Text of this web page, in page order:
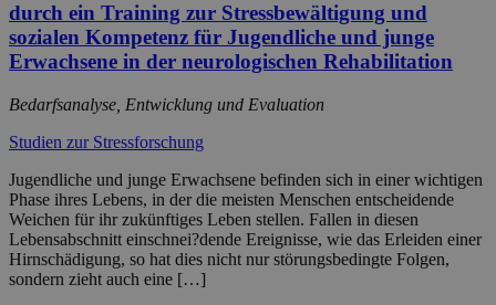
durch ein Training zur Stressbewältigung und
sozialen Kompetenz für Jugendliche und junge
Erwachsene in der neurologischen Rehabilitation
Bedarfsanalyse, Entwicklung und Evaluation
Studien zur Stressforschung
Jugendliche und junge Erwachsene befinden sich in einer wichtigen
Phase ihres Lebens, in der die meisten Menschen entscheidende
Weichen für ihr zukünftiges Leben stellen. Fallen in diesen
Lebensabschnitt einschnei?dende Ereignisse, wie das Erleiden einer
Hirnschädigung, so hat dies nicht nur störungsbedingte Folgen,
sondern zieht auch eine […]